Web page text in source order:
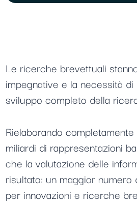
Le ricerche brevettuali
impegnative e la necessità
sviluppo completo della
Rielaborando
miliardi di rappresentazioni
che la valutazione delle
risultato: un maggior
per innovazioni e ricerche